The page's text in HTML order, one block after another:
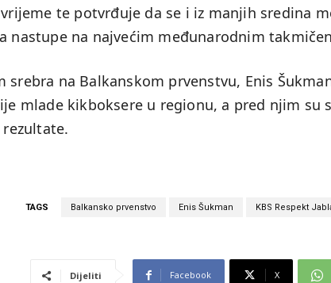
te potvrđuje da se i iz manjih sredina
nastupe na najvećim međunarodnim
srebra na Balkanskom prvenstvu, Enis
mlade kikboksere u regionu, a pred njim
rezultate.
TAGS Balkansko prvenstvo Enis Šukman KBS Respekt
Dijeliti Facebook X